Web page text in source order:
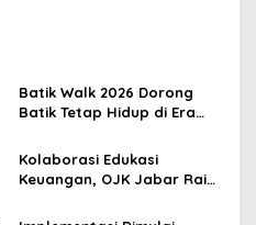
Batik Walk 2026 Dorong
Batik Tetap Hidup di Era
Kolaborasi Edukasi
Keuangan, OJK Jabar Raih